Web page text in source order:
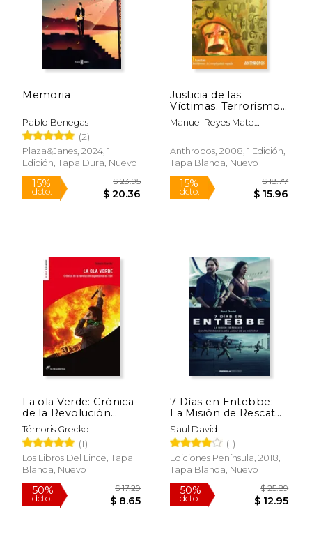
50%
dcto.
50%
Memoria
Pablo Benegas
(2)
Plaza&Janes, 2024, 1
Edición, Tapa Dura, Nuevo
Justicia de las
Víctimas. Terrorismo,
Memoria,
Reconciliación
(Antrhropos))
Manuel Reyes Mate
Anthropos, 2008, 1 Edición,
Tapa Blanda, Nuevo
La ola Verde: Crónica
de la Revolución
Espontánea en Irán
Témoris Grecko
(1)
Los Libros Del Lince, Tapa
Blanda, Nuevo
7 Días en Entebbe:
La Misión de Rescate
Contraterrorista más
Audaz de la Historia
Saul David
(1)
Ediciones Península, 2018,
Tapa Blanda, Nuevo